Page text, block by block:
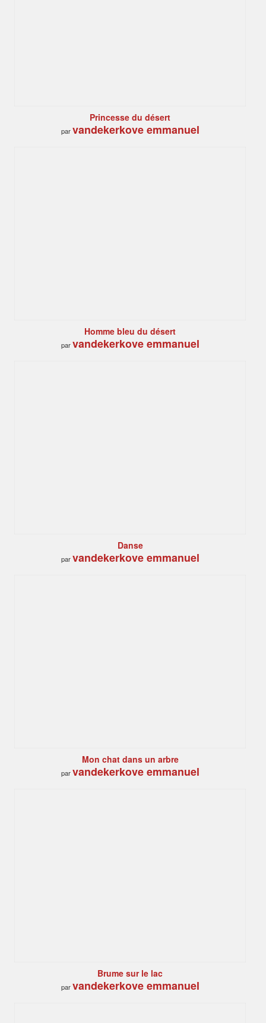
Princesse du désert
parvandekerkove emmanuel
Homme bleu du désert
parvandekerkove emmanuel
Danse
parvandekerkove emmanuel
Mon chat dans un arbre
parvandekerkove emmanuel
Brume sur le lac
parvandekerkove emmanuel